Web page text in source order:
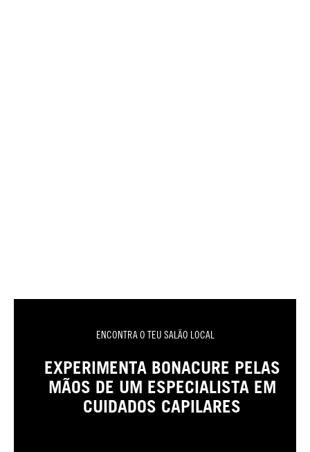
ENCONTRA O TEU SALÃO LOCAL
EXPERIMENTA BONACURE PELAS
MÃOS DE UM ESPECIALISTA EM
CUIDADOS CAPILARES